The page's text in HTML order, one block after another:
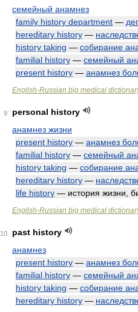
семейный анамнез
family history department —
hereditary history —
history taking — собирание
familial history — семейный
present history — анамнез
English-Russian big medical
9
personal history
анамнез жизни
present history — анамнез
familial history — семейный
history taking — собирание
hereditary history —
life history — история жизни,
English-Russian big medical
10
past history
анамнез
present history — анамнез
familial history — семейный
history taking — собирание
hereditary history —